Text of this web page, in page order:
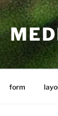
form